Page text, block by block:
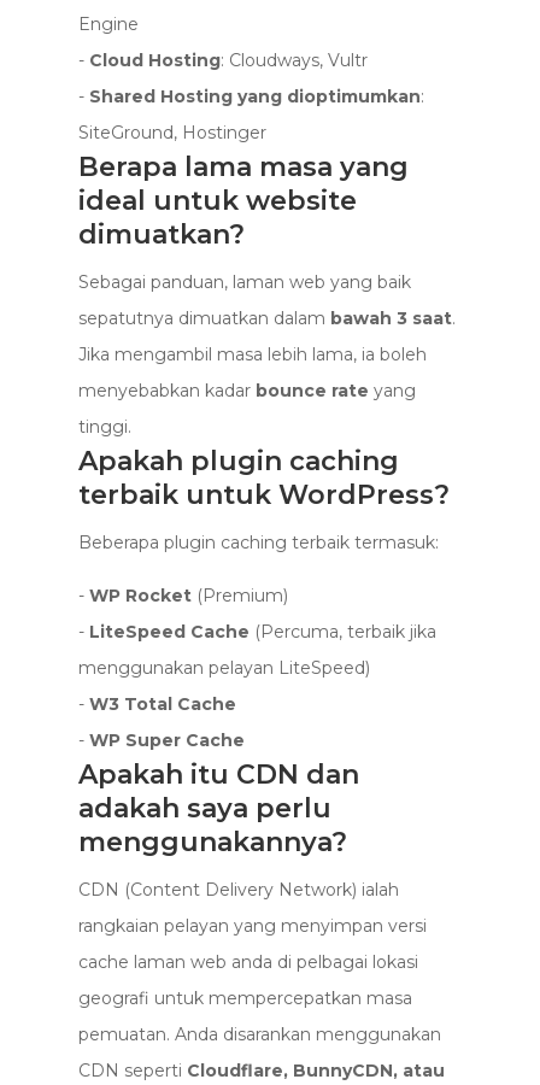
Engine
- Cloud Hosting: Cloudways, Vultr
- Shared Hosting yang dioptimumkan:
SiteGround, Hostinger
Berapa lama masa yang
ideal untuk website
dimuatkan?
Sebagai panduan, laman web yang baik
sepatutnya dimuatkan dalam bawah 3 saat.
Jika mengambil masa lebih lama, ia boleh
menyebabkan kadar bounce rate yang
tinggi.
Apakah plugin caching
terbaik untuk WordPress?
Beberapa plugin caching terbaik termasuk:
- WP Rocket(Premium)
- LiteSpeed Cache (Percuma, terbaik jika
menggunakan pelayan LiteSpeed)
- W3 Total Cache
- WP Super Cache
Apakah itu CDN dan
adakah saya perlu
menggunakannya?
CDN (Content Delivery Network) ialah
rangkaian pelayan yang menyimpan versi
cache laman web anda di pelbagai lokasi
geografi untuk mempercepatkan masa
pemuatan. Anda disarankan menggunakan
CDN seperti Cloudflare, BunnyCDN, atau